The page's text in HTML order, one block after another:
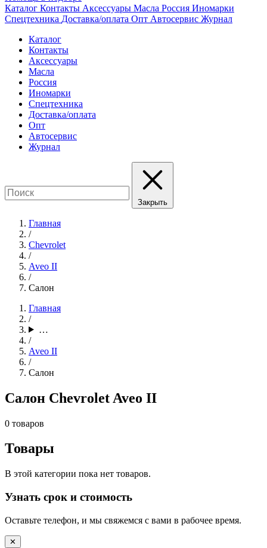
Каталог Контакты Аксессуары Масла Россия Иномарки
Спецтехника Доставка/оплата Опт Автосервис Журнал
Каталог
Контакты
Аксессуары
Масла
Россия
Иномарки
Спецтехника
Доставка/оплата
Опт
Автосервис
Журнал
Закрыть
Главная
/
Chevrolet
/
Aveo II
/
Салон
Главная
/
…
/
Aveo II
/
Салон
Салон Chevrolet Aveo II
0 товаров
Товары
В этой категории пока нет товаров.
Узнать срок и стоимость
Оставьте телефон, и мы свяжемся с вами в рабочее время.
✕